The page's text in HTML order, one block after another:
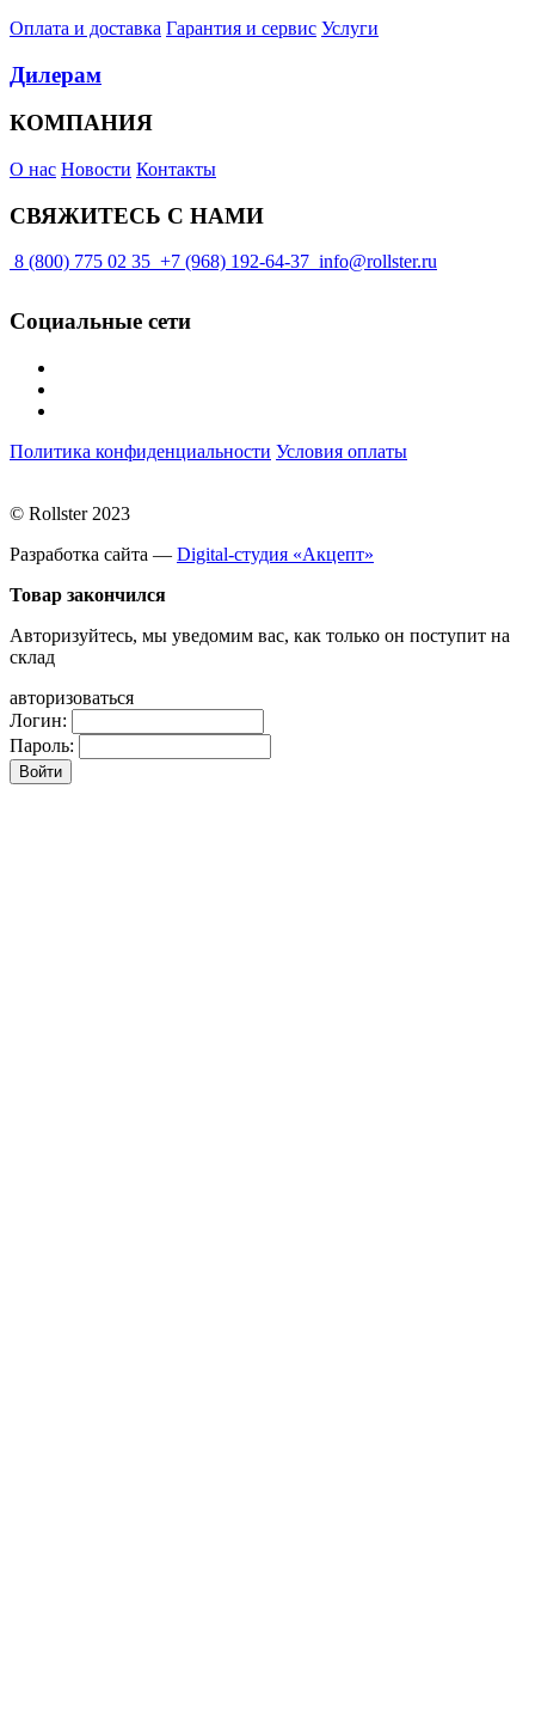
Оплата и доставка Гарантия и сервис Услуги
Дилерам
КОМПАНИЯ
О нас Новости Контакты
СВЯЖИТЕСЬ С НАМИ
8 (800) 775 02 35 +7 (968) 192-64-37 info@rollster.ru
Социальные сети
Политика конфиденциальности Условия оплаты
© Rollster 2023
Разработка сайта — Digital-студия «Акцепт»
Товар закончился
Авторизуйтесь, мы уведомим вас, как только он поступит на
склад
авторизоваться
Логин:
Пароль: